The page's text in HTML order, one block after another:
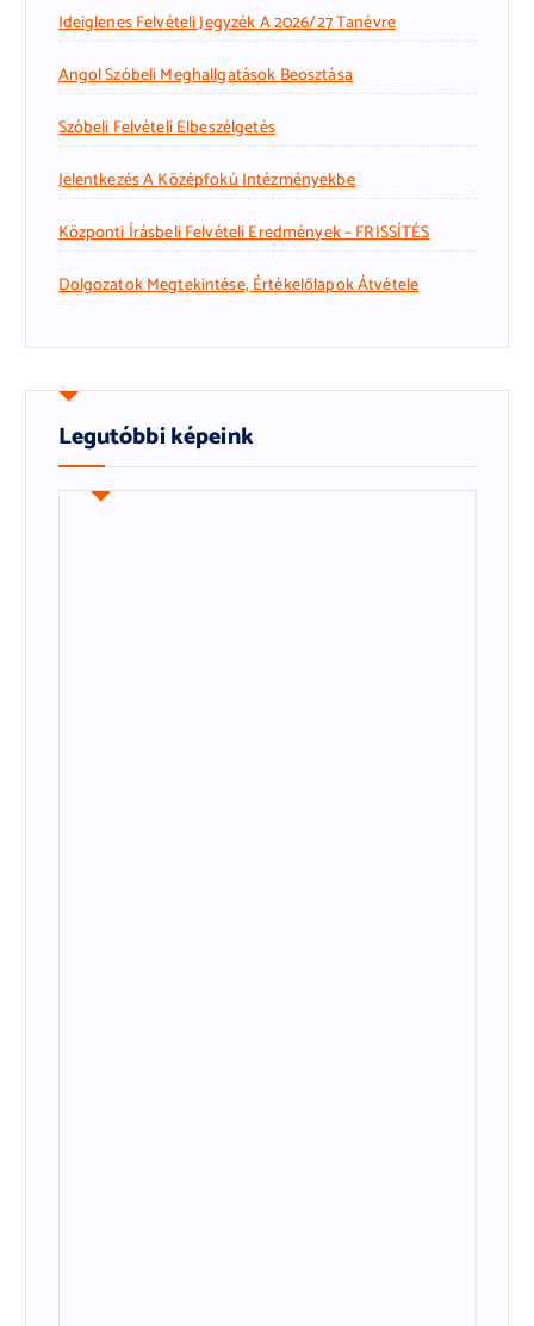
Ideiglenes Felvételi Jegyzék A 2026/27 Tanévre
Angol Szóbeli Meghallgatások Beosztása
Szóbeli Felvételi Elbeszélgetés
Jelentkezés A Középfokú Intézményekbe
Központi Írásbeli Felvételi Eredmények – FRISSÍTÉS
Dolgozatok Megtekintése, Értékelőlapok Átvétele
Legutóbbi képeink